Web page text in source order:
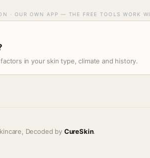
· OUR OWN APP — THE FREE TOOLS WORK
in your skin type, climate and history.
Decoded by CureSkin.